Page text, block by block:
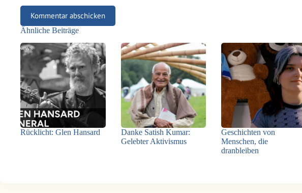
Kommentar abschicken
Ähnliche Beiträge
Rücklicht: Glen Hansard
Danke Satish Kumar:
Gelebter Aktivismus
Geschichten von
Menschen, die
dranbleiben